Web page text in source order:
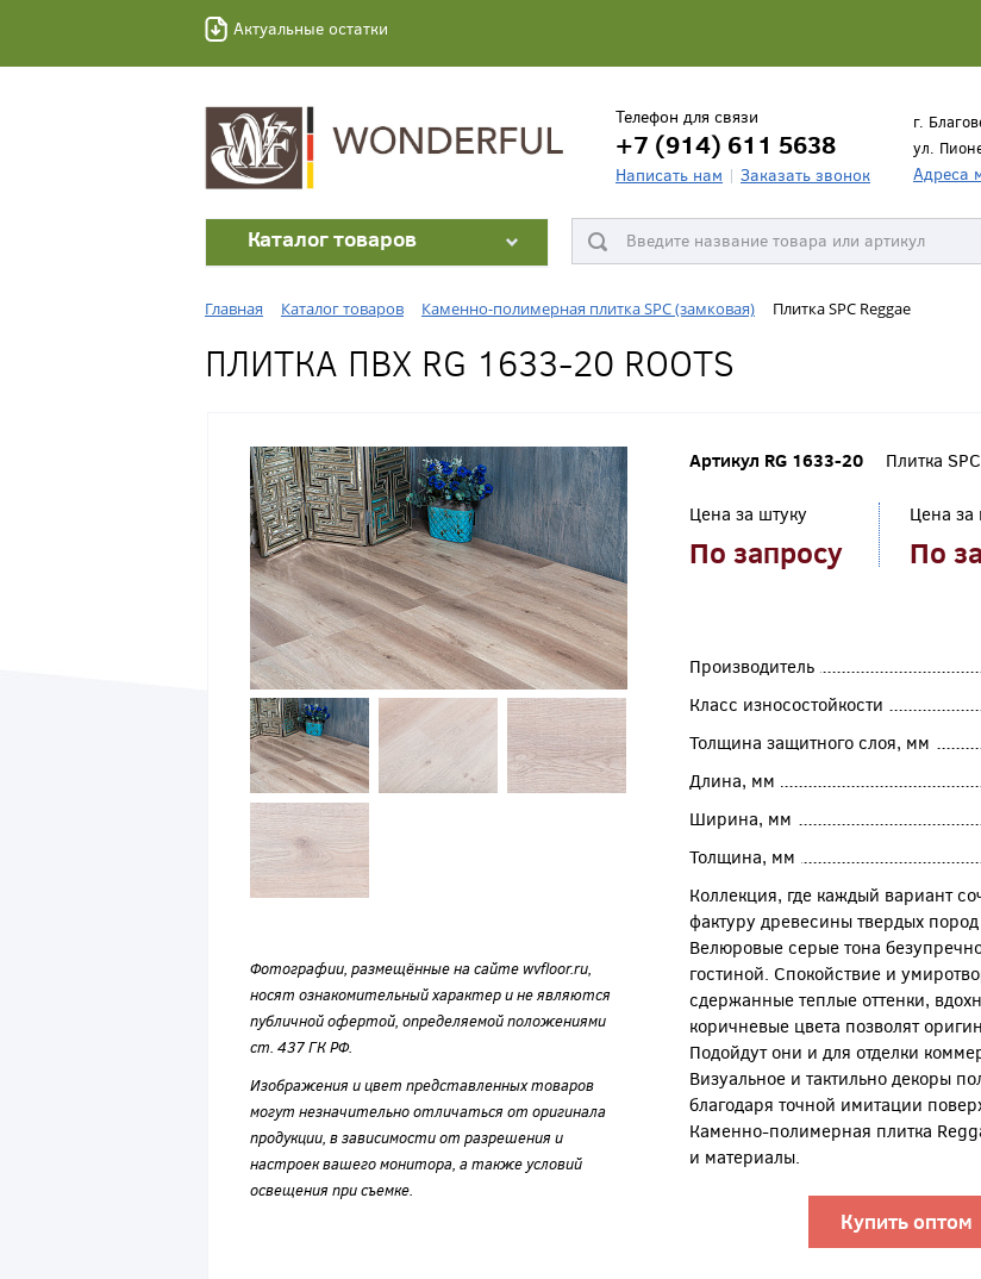
Актуальные остатки
Телефон для связи
+7 (914) 611 5638
Написать нам Заказать звонок
г.
ул.
Адреса
Каталог товаров
Главная Каталог товаров Каменно-полимерная плитка SPC (замковая) Плитка SPC Reggae
ПЛИТКА ПВХ RG 1633-20 ROOTS
Фотографии, размещённые на сайте wvfloor.ru,
носят ознакомительный характер и не являются
публичной офертой, определяемой положениями
ст. 437 ГК РФ.
Изображения и цвет представленных товаров
могут незначительно отличаться от оригинала
продукции, в зависимости от разрешения и
настроек вашего монитора, а также условий
освещения при съемке.
Артикул RG 1633-20 Плитка
Цена за штуку
По запросу
Цена за
По
Производитель
Класс износостойкости
Толщина защитного слоя, мм
Длина, мм
Ширина, мм
Толщина, мм
Коллекция, где каждый вариант
фактуру древесины твердых
Велюровые серые тона
гостиной. Спокойствие и
сдержанные теплые оттенки,
коричневые цвета позволят
Подойдут они и для отделки
Визуальное и тактильно декоры
благодаря точной имитации
Каменно-полимерная плитка
и материалы.
Купить оптом